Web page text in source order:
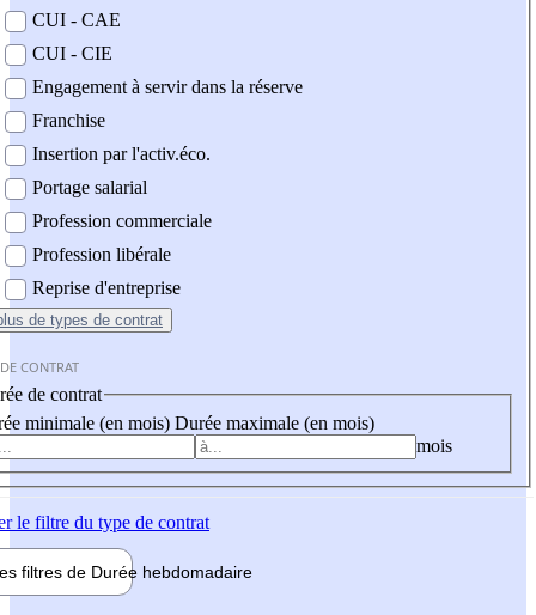
CUI - CAE
CUI - CIE
Engagement à servir dans la réserve
Franchise
Insertion par l'activ.éco.
Portage salarial
Profession commerciale
Profession libérale
Reprise d'entreprise
de types de contrat
CONTRAT
de contrat
minimale (en mois) Durée maximale (en mois)
mois
le filtre du type de contrat
filtres de Durée hebdomadaire